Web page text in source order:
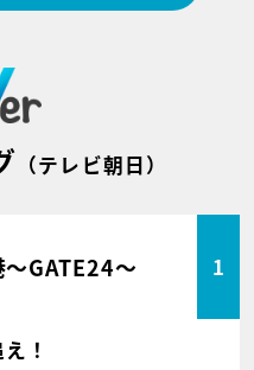
（テレビ朝日）
～GATE24～ 1
！